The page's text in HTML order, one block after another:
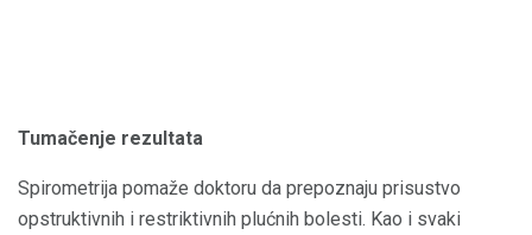
Tumačenje rezultata
Spirometrija pomaže doktoru da prepoznaju prisustvo
opstruktivnih i restriktivnih plućnih bolesti. Kao i svaki